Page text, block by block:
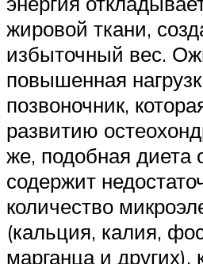
жировой ткани,
избыточный вес.
повышенная
позвоночник,
развитию
же, подобная диета
содержит
количество
(кальция, калия,
марганца и других),